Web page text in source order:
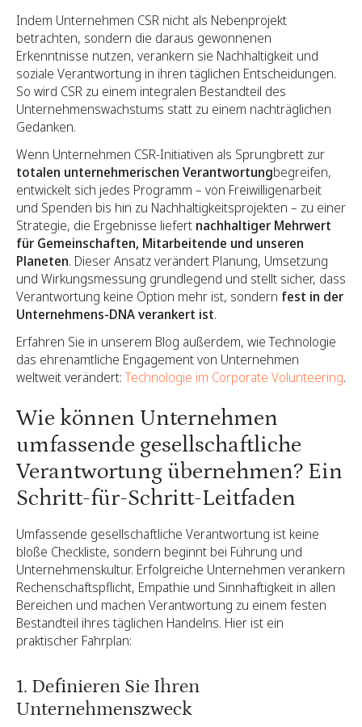
Indem Unternehmen CSR nicht als Nebenprojekt
betrachten, sondern die daraus gewonnenen
Erkenntnisse nutzen, verankern sie Nachhaltigkeit und
soziale Verantwortung in ihren täglichen Entscheidungen.
So wird CSR zu einem integralen Bestandteil des
Unternehmenswachstums statt zu einem nachträglichen
Gedanken.
Wenn Unternehmen CSR-Initiativen als Sprungbrett zur
totalen unternehmerischen Verantwortungbegreifen,
entwickelt sich jedes Programm – von Freiwilligenarbeit
und Spenden bis hin zu Nachhaltigkeitsprojekten – zu einer
Strategie, die Ergebnisse liefert nachhaltiger Mehrwert
für Gemeinschaften, Mitarbeitende und unseren
Planeten. Dieser Ansatz verändert Planung, Umsetzung
und Wirkungsmessung grundlegend und stellt sicher, dass
Verantwortung keine Option mehr ist, sondern fest in der
Unternehmens-DNA verankert ist.
Erfahren Sie in unserem Blog außerdem, wie Technologie
das ehrenamtliche Engagement von Unternehmen
weltweit verändert:Technologie im Corporate Volunteering.
Wie können Unternehmen
umfassende gesellschaftliche
Verantwortung übernehmen? Ein
Schritt-für-Schritt-Leitfaden
Umfassende gesellschaftliche Verantwortung ist keine
bloße Checkliste, sondern beginnt bei Führung und
Unternehmenskultur. Erfolgreiche Unternehmen verankern
Rechenschaftspflicht, Empathie und Sinnhaftigkeit in allen
Bereichen und machen Verantwortung zu einem festen
Bestandteil ihres täglichen Handelns. Hier ist ein
praktischer Fahrplan:
1. Definieren Sie Ihren
Unternehmenszweck